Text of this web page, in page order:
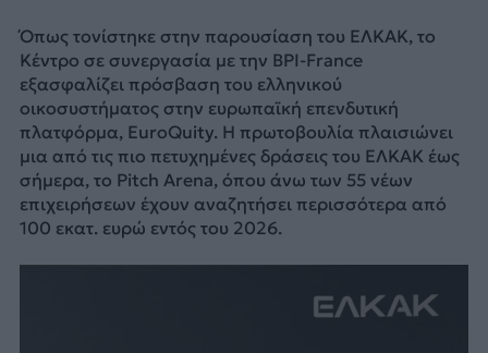
Όπως τονίστηκε στην παρουσίαση του ΕΛΚΑΚ, το
Κέντρο σε συνεργασία με την BPI-France
εξασφαλίζει πρόσβαση του ελληνικού
οικοσυστήματος στην ευρωπαϊκή επενδυτική
πλατφόρμα, EuroQuity. Η πρωτοβουλία πλαισιώνει
μια από τις πιο πετυχημένες δράσεις του ΕΛΚΑΚ έως
σήμερα, το Pitch Arena, όπου άνω των 55 νέων
επιχειρήσεων έχουν αναζητήσει περισσότερα από
100 εκατ. ευρώ εντός του 2026.